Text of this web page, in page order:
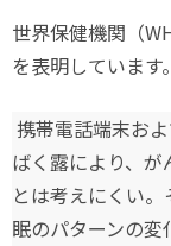
世界保健機関（
を表明しています。
携帯電話端末お
ばく露により、
とは考えにくい
眠のパターンの